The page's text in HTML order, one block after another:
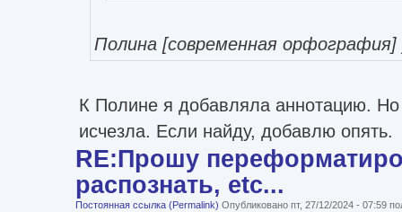
Полина [современная орфография]
К Полине я добавляла аннотацию. Но
исчезла. Если найду, добавлю опять.
RE:Прошу
распознать, etc...
Постоянная ссылка (Permalink) Опубликовано пт, 27/12/2024 - 07:59